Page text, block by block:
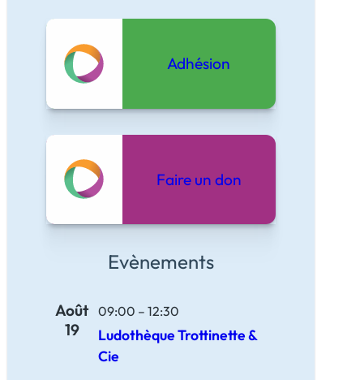
Adhésion
Faire un don
Evènements
Août
19
09:00 – 12:30
Ludothèque Trottinette &
Cie